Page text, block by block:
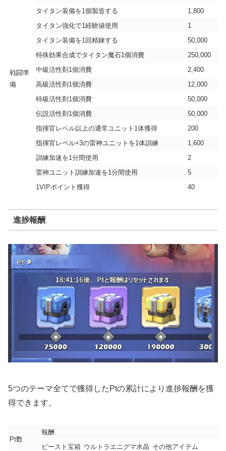
戦闘準
備
タイタン装備を1個製造する
1,800
タイタン強化で1経験値使用
1
タイタン装備を1回精錬する
50,000
特殊効果合成でタイタン魔石1個消費
250,000
中級活性剤1個消費
2,400
高級活性剤1個消費
12,000
特級活性剤1個消費
50,000
伝説活性剤1個消費
50,000
指揮官レベル以上の通常ユニット1体獲得
200
指揮官レベル+3の雷神ユニットを1体訓練
1,600
訓練加速を1分間使用
2
雷神ユニット訓練加速を1分間使用
5
1VIPポイント獲得
40
進捗報酬
5つのテーマ全てで獲得したPtの累計により進捗報酬を獲
得できます。
Pt数
報酬
ビースト宝箱 ウルトラエニグマ水晶 その他アイテム